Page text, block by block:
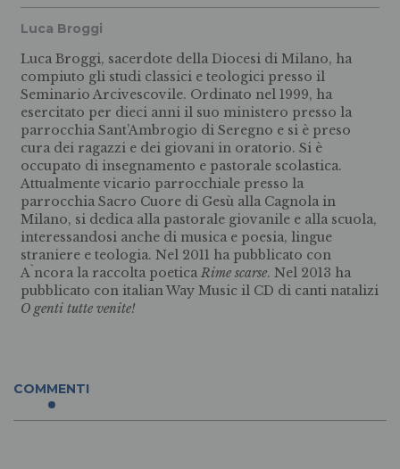
Luca Broggi
Luca Broggi, sacerdote della Diocesi di Milano, ha
compiuto gli studi classici e teologici presso il
Seminario Arcivescovile. Ordinato nel 1999, ha
esercitato per dieci anni il suo ministero presso la
parrocchia Sant’Ambrogio di Seregno e si è preso
cura dei ragazzi e dei giovani in oratorio. Si è
occupato di insegnamento e pastorale scolastica.
Attualmente vicario parrocchiale presso la
parrocchia Sacro Cuore di Gesù alla Cagnola in
Milano, si dedica alla pastorale giovanile e alla scuola,
interessandosi anche di musica e poesia, lingue
straniere e teologia. Nel 2011 ha pubblicato con
A`ncora la raccolta poetica Rime scarse. Nel 2013 ha
pubblicato con italian Way Music il CD di canti natalizi
O genti tutte venite!
COMMENTI